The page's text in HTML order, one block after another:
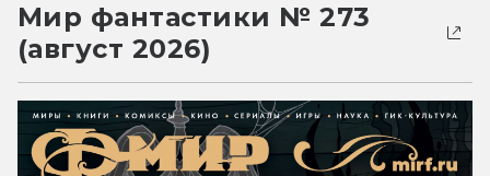
Мир фантастики № 273
(август 2026)